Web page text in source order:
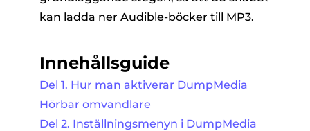
kan ladda ner Audible-böcker till MP3.
Innehållsguide
Del 1. Hur man aktiverar DumpMedia
Hörbar omvandlare
Del 2. Inställningsmenyn i DumpMedia